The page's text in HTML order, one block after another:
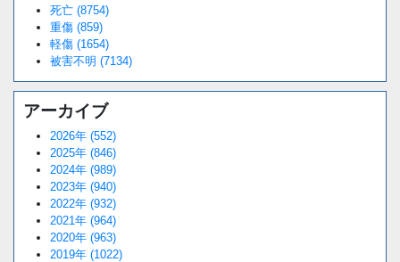
死亡 (8754)
重傷 (859)
軽傷 (1654)
被害不明 (7134)
アーカイブ
2026年 (552)
2025年 (846)
2024年 (989)
2023年 (940)
2022年 (932)
2021年 (964)
2020年 (963)
2019年 (1022)